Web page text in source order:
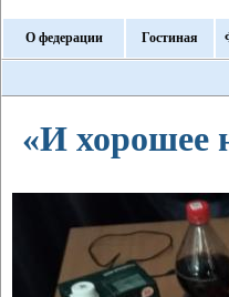
О федерации Гостиная
«И хорошее